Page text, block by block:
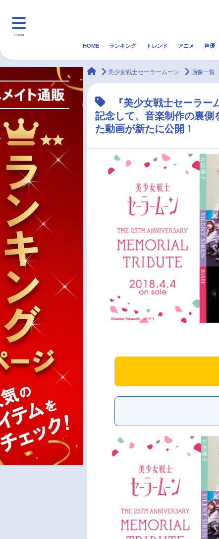
menu
マンガ・ラノベ ゲーム・アプリ 音楽
最新記事一覧
声優記事一覧
HOME ランキング トレンド アニメ 声優
animateTimes
美少女戦士セーラームーン 画像一覧
『美少女戦士セーラ
記念して、音楽制作の裏側
た動画が新たに公開！